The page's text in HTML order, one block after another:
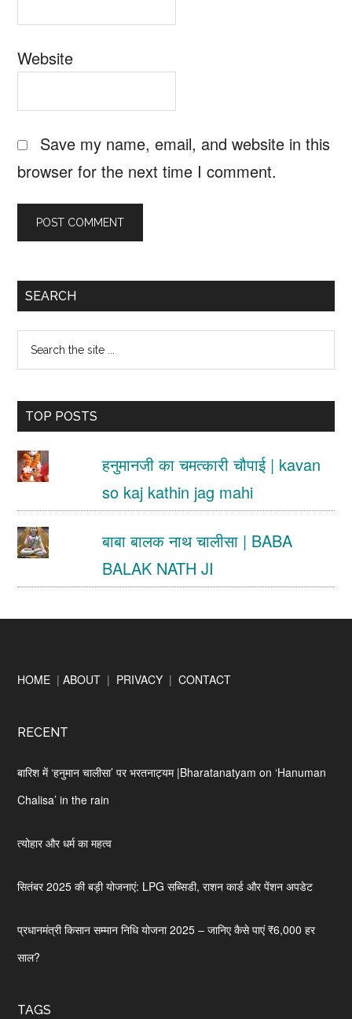
Website
Save my name, email, and website in this
browser for the next time I comment.
Primary
SEARCH
Search
the
site
...
TOP POSTS
हनुमानजी का चमत्कारी चौपाई | kavan
so kaj kathin jag mahi
बाबा बालक नाथ चालीसा | BABA
BALAK NATH JI
Footer
HOME |ABOUT | PRIVACY |CONTACT
RECENT
बारिश में ‘हनुमान चालीसा’ पर भरतनाट्यम |Bharatanatyam on ‘Hanuman
Chalisa’ in the rain
त्योहार और धर्म का महत्व
सितंबर 2025 की बड़ी योजनाएं: LPG सब्सिडी, राशन कार्ड और पेंशन अपडेट
प्रधानमंत्री किसान सम्मान निधि योजना 2025 – जानिए कैसे पाएं ₹6,000 हर
साल?
TAGS